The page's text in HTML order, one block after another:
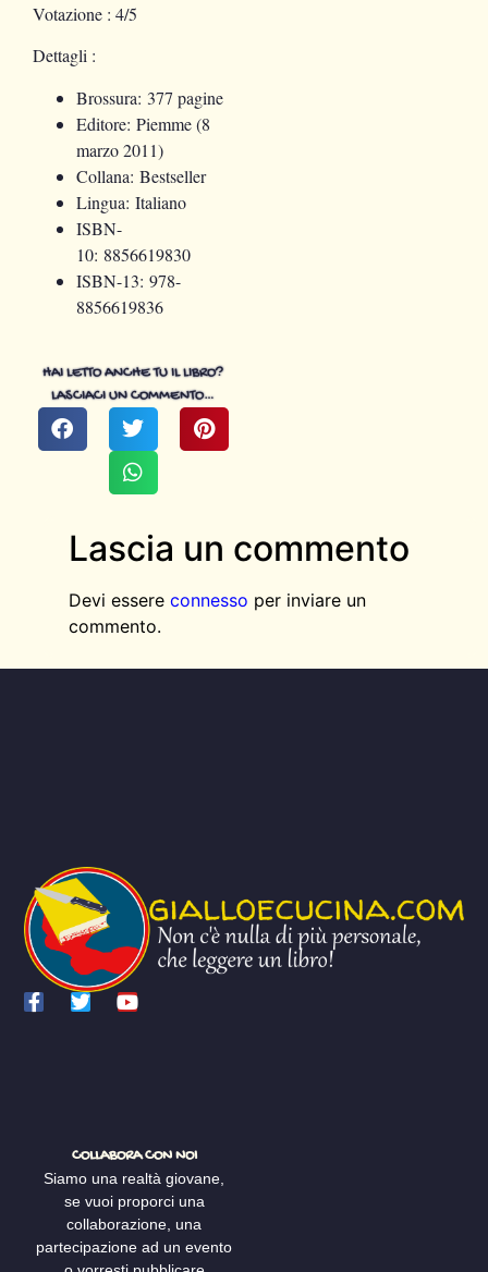
HAI LETTO ANCHE TU IL LIBRO?
LASCIACI UN COMMENTO…
Votazione : 4/5
Dettagli :
Brossura: 377 pagine
Editore: Piemme (8
marzo 2011)
Collana: Bestseller
Lingua: Italiano
ISBN-
10: 8856619830
ISBN-13: 978-
8856619836
Lascia un commento
Devi essere connesso per inviare un
commento.
COLLABORA CON NOI
Siamo una realtà giovane,
se vuoi proporci una
collaborazione, una
partecipazione ad un evento